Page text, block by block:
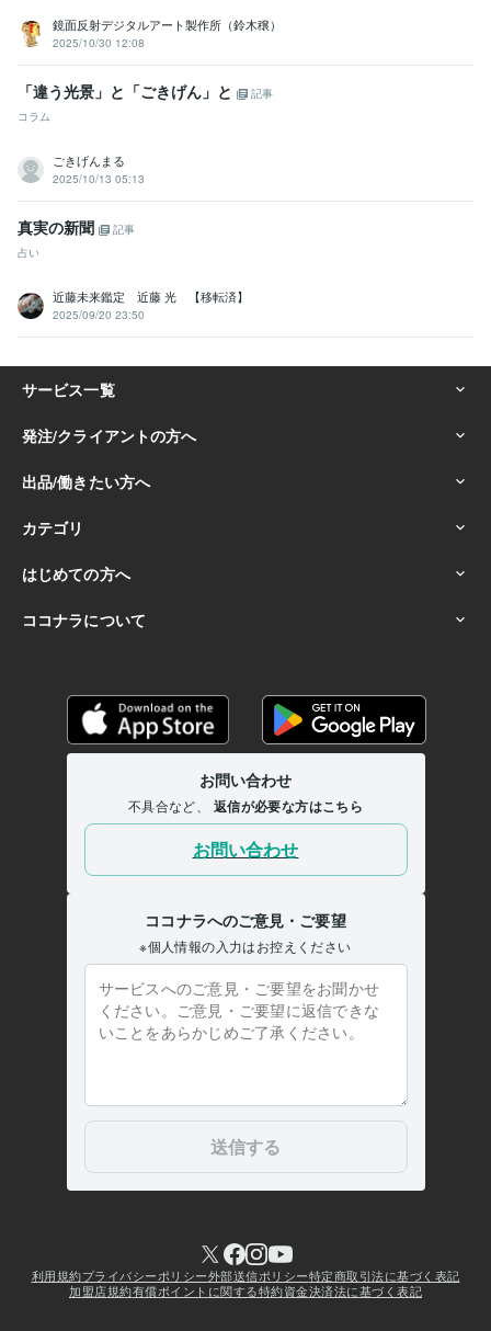
鏡面反射デジタルアート製作所（鈴木穣）
2025/10/30 12:08
「違う光景」と「ごきげん」と
記事
コラム
ごきげんまる
2025/10/13 05:13
真実の新聞
記事
占い
近藤未来鑑定 近藤 光 【移転済】
2025/09/20 23:50